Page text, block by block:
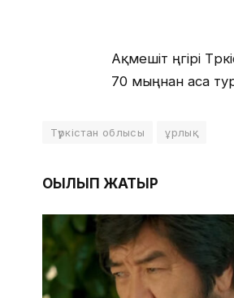
Ақмешіт үңгірі
70 мыңнан аса
Түркістан облысы ұрлық
ОҚЫЛЫП ЖАТЫР